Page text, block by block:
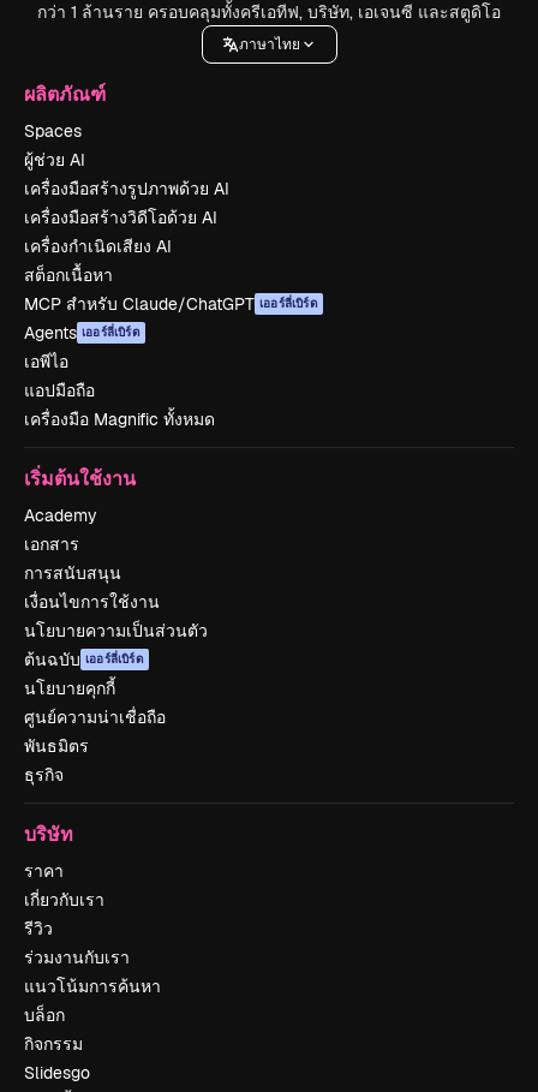
กว่า 1 ล้านราย ครอบคลุมทั้งครีเอทีฟ, บริษัท, เอเจนซี และสตูดิโอ
ภาษาไทย
ผลิตภัณฑ์
Spaces
ผู้ช่วย AI
เครื่องมือสร้างรูปภาพด้วย AI
เครื่องมือสร้างวิดีโอด้วย AI
เครื่องกำเนิดเสียง AI
สต็อกเนื้อหา
MCP สำหรับ Claude/ChatGPT เออร์ลี่เบิร์ด
Agents เออร์ลี่เบิร์ด
เอพีไอ
แอปมือถือ
เครื่องมือ Magnific ทั้งหมด
เริ่มต้นใช้งาน
Academy
เอกสาร
การสนับสนุน
เงื่อนไขการใช้งาน
นโยบายความเป็นส่วนตัว
ต้นฉบับ เออร์ลี่เบิร์ด
นโยบายคุกกี้
ศูนย์ความน่าเชื่อถือ
พันธมิตร
ธุรกิจ
บริษัท
ราคา
เกี่ยวกับเรา
รีวิว
ร่วมงานกับเรา
แนวโน้มการค้นหา
บล็อก
กิจกรรม
Slidesgo